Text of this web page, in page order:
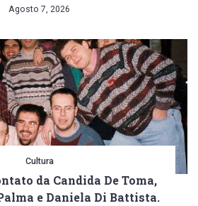
Agosto 7, 2026
Cultura
da Candida De Toma,
e Daniela Di Battista.